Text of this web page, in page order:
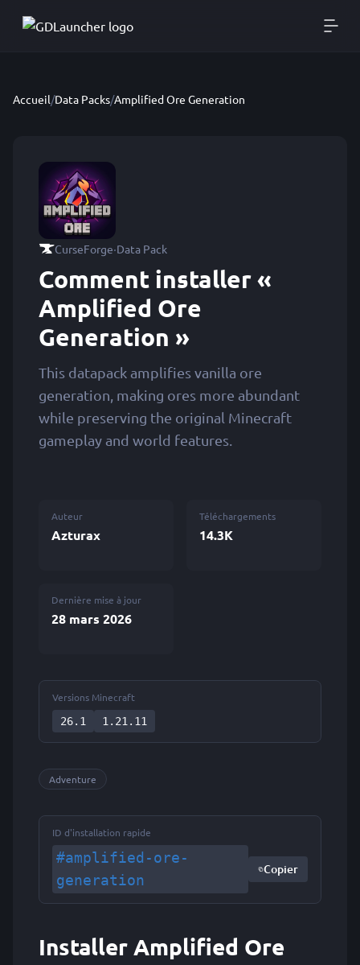
Accueil/Data Packs/Amplified Ore Generation
CurseForge·Data Pack
Comment installer «
Amplified Ore
Generation »
This datapack amplifies vanilla ore
generation, making ores more abundant
while preserving the original Minecraft
gameplay and world features.
Auteur
Azturax
Téléchargements
14.3K
Dernière mise à jour
28 mars 2026
Versions Minecraft
26.1
1.21.11
Adventure
ID d'installation rapide
#amplified-ore-
generation
Copier
Installer Amplified Ore